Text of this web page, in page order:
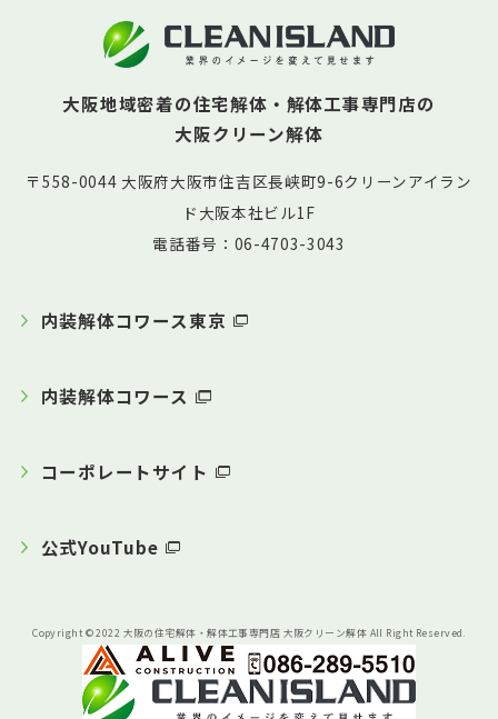
大阪地域密着の住宅解体・解体工事専門店の
大阪クリーン解体
〒558-0044 大阪府大阪市住吉区長峡町9-6クリーンアイラン
ド大阪本社ビル1F
電話番号：06-4703-3043
内装解体コワース東京
内装解体コワース
コーポレートサイト
公式YouTube
Copyright © 2022 大阪の住宅解体・解体工事専門店 大阪クリーン解体 All Right Reserved.